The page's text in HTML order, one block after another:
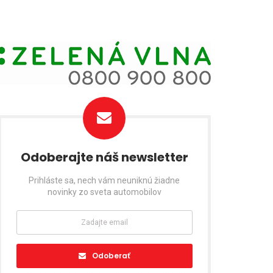
Odoberajte náš newsletter
Prihláste sa, nech vám neuniknú žiadne
novinky zo sveta automobilov
Odoberať